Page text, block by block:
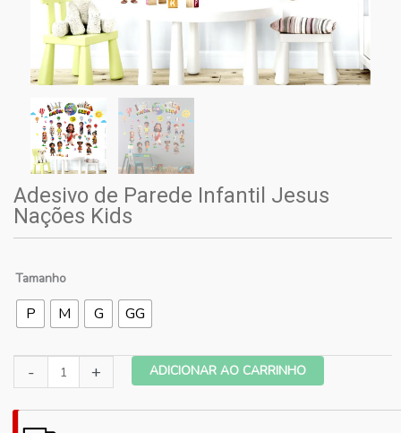
Adesivo de Parede Infantil Jesus
Nações Kids
Tamanho
P M G GG
-
de
Parede
+ ADICIONAR AO CARRINHO